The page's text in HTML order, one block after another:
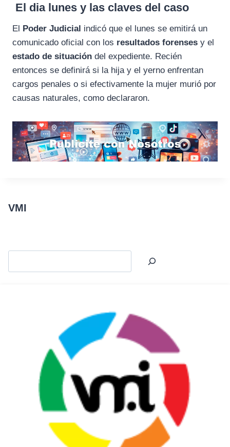
El dia lunes y las claves del caso
El Poder Judicial indicó que el lunes se emitirá un
comunicado oficial con los resultados forenses y el
estado de situación del expediente. Recién
entonces se definirá si la hija y el yerno enfrentan
cargos penales o si efectivamente la mujer murió por
causas naturales, como declararon.
VMI